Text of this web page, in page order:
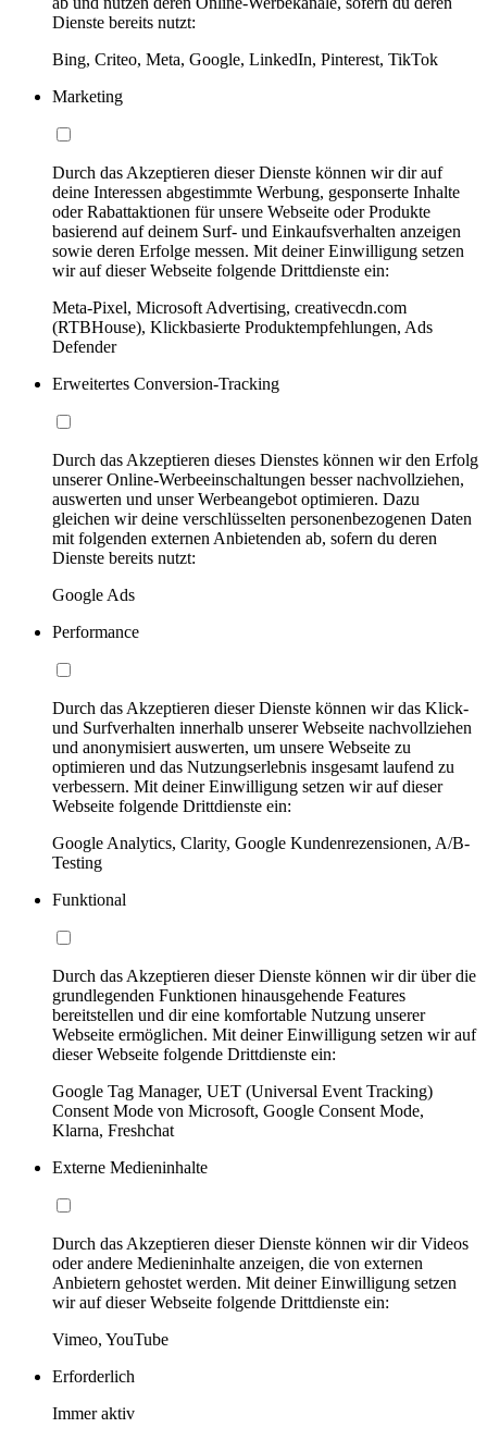
Dienste bereits nutzt:
Bing, Criteo, Meta, Google, LinkedIn, Pinterest, TikTok
Marketing
Durch das Akzeptieren dieser Dienste können wir dir auf
deine Interessen abgestimmte Werbung, gesponserte Inhalte
oder Rabattaktionen für unsere Webseite oder Produkte
basierend auf deinem Surf- und Einkaufsverhalten anzeigen
sowie deren Erfolge messen. Mit deiner Einwilligung setzen
wir auf dieser Webseite folgende Drittdienste ein:
Meta-Pixel, Microsoft Advertising, creativecdn.com
(RTBHouse), Klickbasierte Produktempfehlungen, Ads
Defender
Erweitertes Conversion-Tracking
Durch das Akzeptieren dieses Dienstes können wir den Erfolg
unserer Online-Werbeeinschaltungen besser nachvollziehen,
auswerten und unser Werbeangebot optimieren. Dazu
gleichen wir deine verschlüsselten personenbezogenen Daten
mit folgenden externen Anbietenden ab, sofern du deren
Dienste bereits nutzt:
Google Ads
Performance
Durch das Akzeptieren dieser Dienste können wir das Klick-
und Surfverhalten innerhalb unserer Webseite nachvollziehen
und anonymisiert auswerten, um unsere Webseite zu
optimieren und das Nutzungserlebnis insgesamt laufend zu
verbessern. Mit deiner Einwilligung setzen wir auf dieser
Webseite folgende Drittdienste ein:
Google Analytics, Clarity, Google Kundenrezensionen, A/B-
Testing
Funktional
Durch das Akzeptieren dieser Dienste können wir dir über die
grundlegenden Funktionen hinausgehende Features
bereitstellen und dir eine komfortable Nutzung unserer
Webseite ermöglichen. Mit deiner Einwilligung setzen wir auf
dieser Webseite folgende Drittdienste ein:
Google Tag Manager, UET (Universal Event Tracking)
Consent Mode von Microsoft, Google Consent Mode,
Klarna, Freshchat
Externe Medieninhalte
Durch das Akzeptieren dieser Dienste können wir dir Videos
oder andere Medieninhalte anzeigen, die von externen
Anbietern gehostet werden. Mit deiner Einwilligung setzen
wir auf dieser Webseite folgende Drittdienste ein:
Vimeo, YouTube
Erforderlich
Immer aktiv